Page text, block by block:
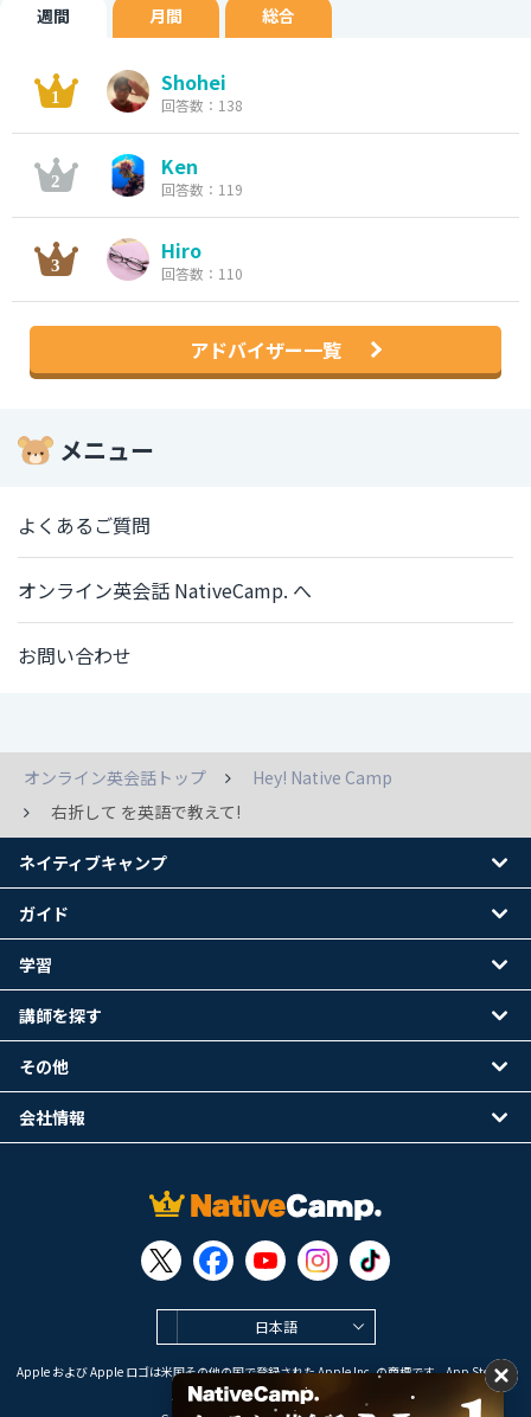
週間 月間 総合
Shohei
回答数：138
Ken
回答数：119
Hiro
回答数：110
アドバイザー一覧
メニュー
よくあるご質問
オンライン英会話 NativeCamp. へ
お問い合わせ
オンライン英会話トップ
Hey! Native Camp
右折して を英語で教えて!
日本語
Apple および Apple ロゴは米国その他の国で登録された Apple Inc. の商標です。App Store は
Apple Inc. のサービスマークです。
ネイティブキャンプ
ガイド
学習
講師を探す
その他
会社情報